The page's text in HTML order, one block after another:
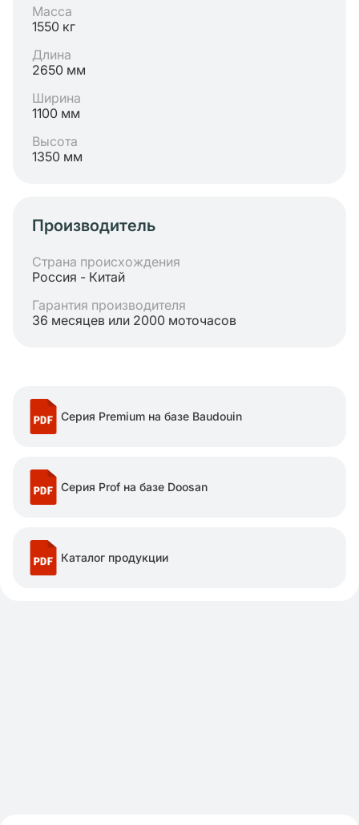
Масса
1550 кг
Длина
2650 мм
Ширина
1100 мм
Высота
1350 мм
Производитель
Страна происхождения
Россия - Китай
Гарантия производителя
36 месяцев или 2000 моточасов
Серия Premium на базе Baudouin
Серия Prof на базе Doosan
Каталог продукции